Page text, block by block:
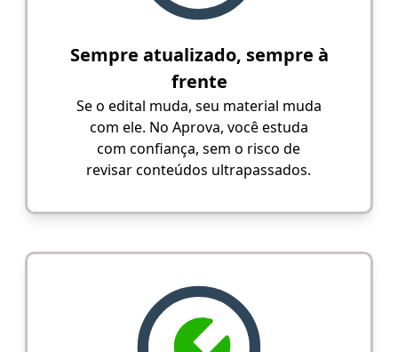
Sempre atualizado, sempre à
frente
Se o edital muda, seu material muda
com ele. No Aprova, você estuda
com confiança, sem o risco de
revisar conteúdos ultrapassados.